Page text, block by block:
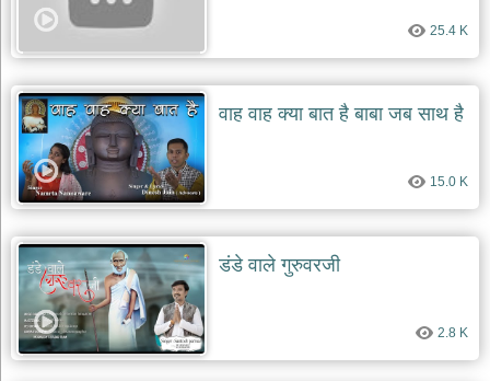
लाल
दयाल
भजन
lal
dayal
bhajans
शनि
देव
भजन
dev
bhajans
आज
का
भजन
bhajan
of
25.4 K
वाह वाह क्या बात है बाबा जब साथ है
15.0 K
डंडे वाले गुरुवरजी
2.8 K